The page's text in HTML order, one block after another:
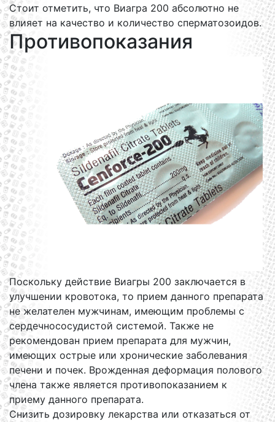
Стоит отметить, что Виагра 200 абсолютно не
влияет на качество и количество сперматозоидов.
Противопоказания
Поскольку действие Виагры 200 заключается в
улучшении кровотока, то прием данного препарата
не желателен мужчинам, имеющим проблемы с
сердечнососудистой системой. Также не
рекомендован прием препарата для мужчин,
имеющих острые или хронические заболевания
печени и почек. Врожденная деформация полового
члена также является противопоказанием к
приему данного препарата.
Снизить дозировку лекарства или отказаться от